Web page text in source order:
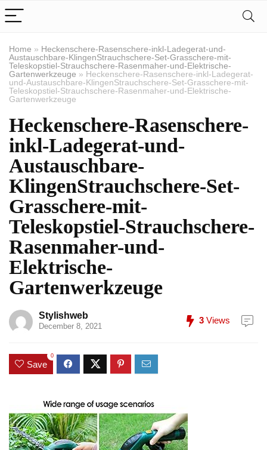
Home » Heckenschere-Rasenschere-inkl-Ladegerat-und-
Austauschbare-KlingenStrauchschere-Set-Grasschere-mit-
Teleskopstiel-Strauchschere-Rasenmaher-und-Elektrische-
Gartenwerkzeuge » Heckenschere-Rasenschere-inkl-Ladegerat-
und-Austauschbare-KlingenStrauchschere-Set-Grasschere-mit-
Teleskopstiel-Strauchschere-Rasenmaher-und-Elektrische-
Gartenwerkzeuge
Heckenschere-Rasenschere-
inkl-Ladegerat-und-
Austauschbare-
KlingenStrauchschere-Set-
Grasschere-mit-
Teleskopstiel-Strauchschere-
Rasenmaher-und-
Elektrische-
Gartenwerkzeuge
Stylishweb
December 8, 2021
3 Views
Save
0